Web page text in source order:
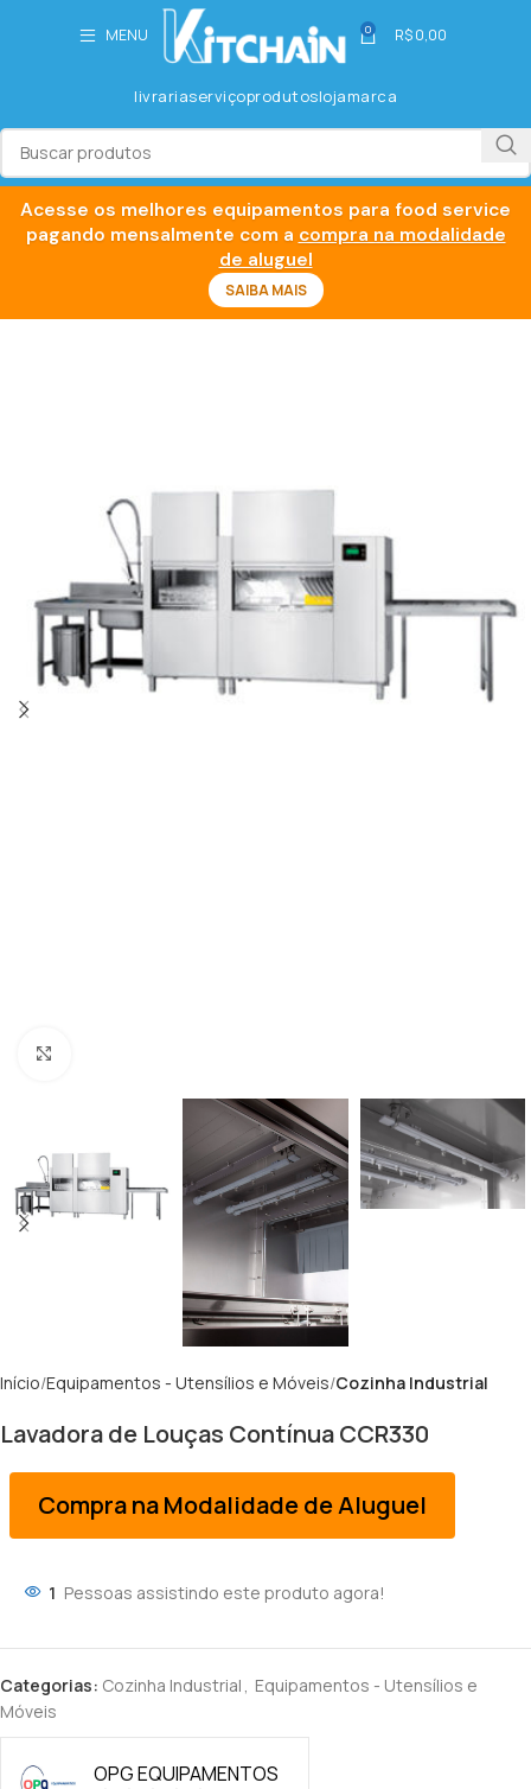
MENU 0 R$0,00
livrariaserviçoprodutoslojamarca
Início Equipamentos - Utensílios e Móveis Cozinha Industrial
Lavadora de Louças Contínua CCR330
Compra na Modalidade de Aluguel
1 Pessoas assistindo este produto agora!
Categorias: Cozinha Industrial , Equipamentos - Utensílios e
Móveis
OPG EQUIPAMENTOS
Acesse os melhores equipamentos para food service
pagando mensalmente com a compra na modalidade
de aluguel
SAIBA MAIS